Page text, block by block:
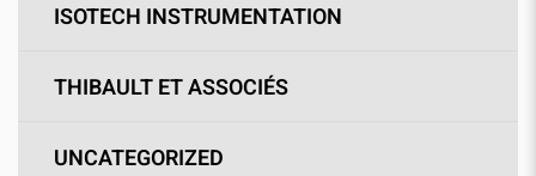
ISOTECH INSTRUMENTATION
THIBAULT ET ASSOCIÉS
UNCATEGORIZED